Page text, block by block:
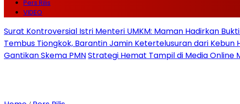
Pers Rilis
VIDEO
Surat Kontroversial Istri Menteri UMKM: Maman Hadirkan Bukti
Tembus Tiongkok, Barantin Jamin Ketertelusuran dari Kebun
Gantikan Skema PMNStrategi Hemat Tampil di Media Online